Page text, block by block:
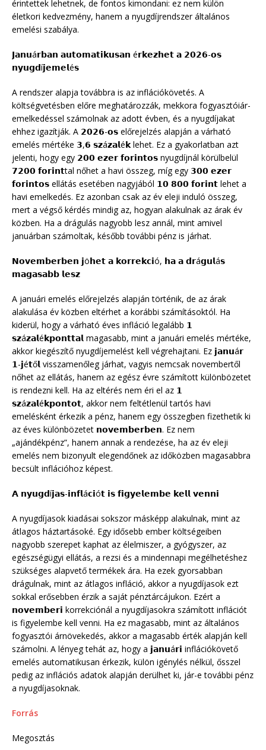
érintettek lehetnek, de fontos kimondani: ez nem külön
életkori kedvezmény, hanem a nyugdíjrendszer általános
emelési szabálya.
𝗝𝗮𝗻𝘂á𝗿𝗯𝗮𝗻 𝗮𝘂𝘁𝗼𝗺𝗮𝘁𝗶𝗸𝘂𝘀𝗮𝗻 é𝗿𝗸𝗲𝘇𝗵𝗲𝘁 𝗮 𝟮𝟬𝟮𝟲-𝗼𝘀
𝗻𝘆𝘂𝗴𝗱í𝗷𝗲𝗺𝗲𝗹é𝘀
A rendszer alapja továbbra is az inflációkövetés. A
költségvetésben előre meghatározzák, mekkora fogyasztóiár-
emelkedéssel számolnak az adott évben, és a nyugdíjakat
ehhez igazítják. A 𝟮𝟬𝟮𝟲-𝗼𝘀 előrejelzés alapján a várható
emelés mértéke 𝟯,𝟲 𝘀𝘇á𝘇𝗮𝗹é𝗸 lehet. Ez a gyakorlatban azt
jelenti, hogy egy 𝟮𝟬𝟬 𝗲𝘇𝗲𝗿 𝗳𝗼𝗿𝗶𝗻𝘁𝗼𝘀 nyugdíjnál körülbelül
𝟳𝟮𝟬𝟬 𝗳𝗼𝗿𝗶𝗻𝘁tal nőhet a havi összeg, míg egy 𝟯𝟬𝟬 𝗲𝘇𝗲𝗿
𝗳𝗼𝗿𝗶𝗻𝘁𝗼𝘀 ellátás esetében nagyjából 𝟭𝟬 𝟴𝟬𝟬 𝗳𝗼𝗿𝗶𝗻𝘁 lehet a
havi emelkedés. Ez azonban csak az év eleji induló összeg,
mert a végső kérdés mindig az, hogyan alakulnak az árak év
közben. Ha a drágulás nagyobb lesz annál, mint amivel
januárban számoltak, később további pénz is járhat.
𝗡𝗼𝘃𝗲𝗺𝗯𝗲𝗿𝗯𝗲𝗻 𝗷ö𝗵𝗲𝘁 𝗮 𝗸𝗼𝗿𝗿𝗲𝗸𝗰𝗶ó, 𝗵𝗮 𝗮 𝗱𝗿á𝗴𝘂𝗹á𝘀
𝗺𝗮𝗴𝗮𝘀𝗮𝗯𝗯 𝗹𝗲𝘀𝘇
A januári emelés előrejelzés alapján történik, de az árak
alakulása év közben eltérhet a korábbi számításoktól. Ha
kiderül, hogy a várható éves infláció legalább 𝟭
𝘀𝘇á𝘇𝗮𝗹é𝗸𝗽𝗼𝗻𝘁𝘁𝗮𝗹 magasabb, mint a januári emelés mértéke,
akkor kiegészítő nyugdíjemelést kell végrehajtani. Ez 𝗷𝗮𝗻𝘂á𝗿
𝟭-𝗷é𝘁ő𝗹 visszamenőleg járhat, vagyis nemcsak novembertől
nőhet az ellátás, hanem az egész évre számított különbözetet
is rendezni kell. Ha az eltérés nem éri el az 𝟭
𝘀𝘇á𝘇𝗮𝗹é𝗸𝗽𝗼𝗻𝘁𝗼𝘁, akkor nem feltétlenül tartós havi
emelésként érkezik a pénz, hanem egy összegben fizethetik ki
az éves különbözetet 𝗻𝗼𝘃𝗲𝗺𝗯𝗲𝗿𝗯𝗲𝗻. Ez nem
„ajándékpénz”, hanem annak a rendezése, ha az év eleji
emelés nem bizonyult elegendőnek az időközben magasabbra
becsült inflációhoz képest.
𝗔 𝗻𝘆𝘂𝗴𝗱í𝗷𝗮𝘀-𝗶𝗻𝗳𝗹á𝗰𝗶ó𝘁 𝗶𝘀 𝗳𝗶𝗴𝘆𝗲𝗹𝗲𝗺𝗯𝗲 𝗸𝗲𝗹𝗹 𝘃𝗲𝗻𝗻𝗶
A nyugdíjasok kiadásai sokszor másképp alakulnak, mint az
átlagos háztartásoké. Egy idősebb ember költségeiben
nagyobb szerepet kaphat az élelmiszer, a gyógyszer, az
egészségügyi ellátás, a rezsi és a mindennapi megélhetéshez
szükséges alapvető termékek ára. Ha ezek gyorsabban
drágulnak, mint az átlagos infláció, akkor a nyugdíjasok ezt
sokkal erősebben érzik a saját pénztárcájukon. Ezért a
𝗻𝗼𝘃𝗲𝗺𝗯𝗲𝗿𝗶 korrekciónál a nyugdíjasokra számított inflációt
is figyelembe kell venni. Ha ez magasabb, mint az általános
fogyasztói árnövekedés, akkor a magasabb érték alapján kell
számolni. A lényeg tehát az, hogy a 𝗷𝗮𝗻𝘂á𝗿𝗶 inflációkövető
emelés automatikusan érkezik, külön igénylés nélkül, ősszel
pedig az inflációs adatok alapján derülhet ki, jár-e további pénz
a nyugdíjasoknak.
Forrás
Megosztás